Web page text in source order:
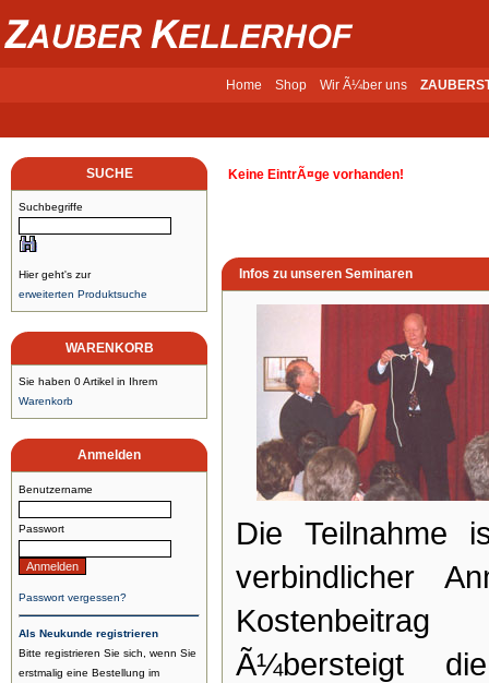
Home Shop Wir Ã¼ber uns
SUCHE
Suchbegriffe
Hier geht's zur
erweiterten Produktsuche
WARENKORB
Sie haben 0 Artikel in Ihrem
Warenkorb
Anmelden
Benutzername
Passwort
Passwort vergessen?
Als Neukunde registrieren
Bitte registrieren Sie sich, wenn Sie
erstmalig eine Bestellung im
Keine EintrÃ¤ge vorhanden!
Infos zu unseren Seminaren
Die Teilnahme
verbindlicher
Ã¼bersteigt